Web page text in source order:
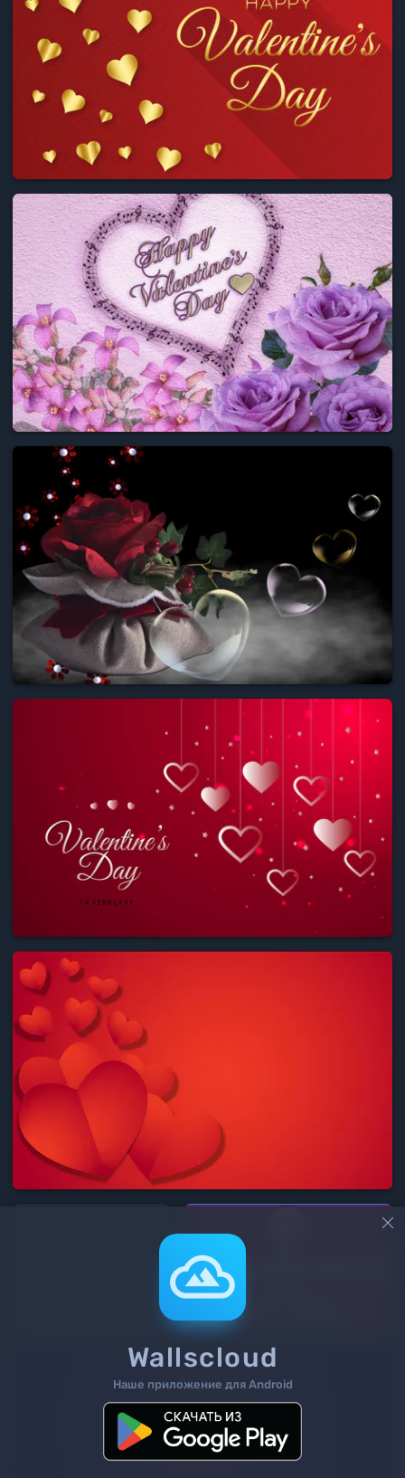
/ 18

Wallscloud
Наше приложение для Android